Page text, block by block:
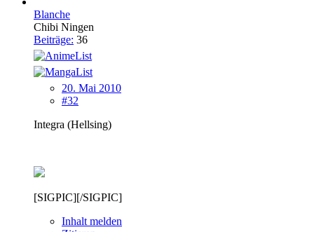
Blanche
Chibi Ningen
Beiträge: 36
20. Mai 2010
#32
Integra (Hellsing)
[SIGPIC][/SIGPIC]
Inhalt melden